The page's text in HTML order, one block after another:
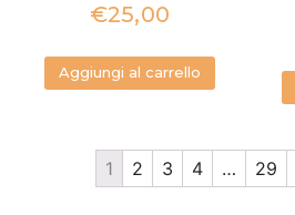
€25,00
Aggiungi al carrello
1 2 3 4 … 29